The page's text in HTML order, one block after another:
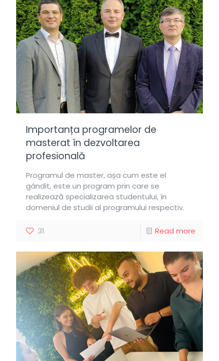
Importanța programelor de
masterat în dezvoltarea
profesională
Programul de master, așa cum este el
gândit, este un program prin care se
realizează specializarea studentului, în
domeniul de studii al programului respectiv.
31 Read more